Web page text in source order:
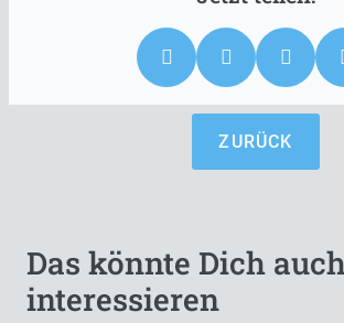
ZURÜCK
Das könnte Dich
interessieren